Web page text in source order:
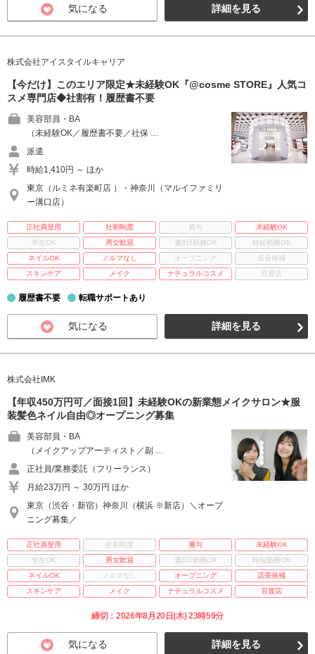
気になる 詳細を見る
株式会社アイスタイルキャリア
【今だけ】このエリア限定★未経験OK『@cosme STORE』人気コ
スメ専門店◆社割有！履歴書不要
美容部員・BA
（未経験OK／履歴書不要／社保 …
派遣
時給1,410円 ～ ほか
東京（ルミネ有楽町店 ）・神奈川（マルイファミリ
ー溝口店）
正社員登用 社割制度 賞与
未経験OK
学生OK
男女歓迎 週3日勤務OK
時短勤務OK
ネイルOK
ノルマなし オープニング
店長候補
スキンケア
メイク ナチュラルコスメ 百貨店
履歴書不要 転職サポートあり
気になる 詳細を見る
株式会社IMK
【年収450万円可／面接1回】未経験OKの新業態メイクサロン★服
装髪色ネイル自由◎オープニング募集
美容部員・BA
（メイクアップアーティスト／副 …
正社員/業務委託（フリーランス）
月給23万円 ～ 30万円 ほか
東京（渋谷・新宿）神奈川（横浜 ※新店）＼オープ
ニング募集／
正社員登用 社割制度 賞与
未経験OK
学生OK
男女歓迎 週3日勤務OK
時短勤務OK
ネイルOK
ノルマなし オープニング
店長候補
スキンケア
メイク ナチュラルコスメ 百貨店
締切：2026年8月20日(木) 23時59分
気になる 詳細を見る